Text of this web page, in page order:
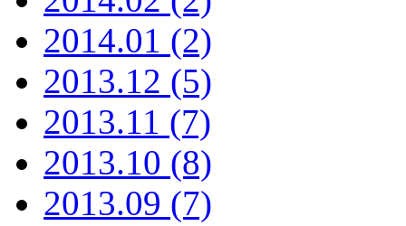
2014.01 (2)
2013.12 (5)
2013.11 (7)
2013.10 (8)
2013.09 (7)